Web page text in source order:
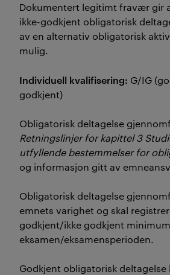
Dokumentert legitimt fravær gir
ikke-godkjent obligatorisk
av en alternativ obligatorisk
mulig.
Individuell kvalifisering: G/IG
godkjent)
Obligatorisk deltagelse
Retningslinjer for kapittel 3
utfyllende bestemmelser for
og informasjon gitt av
Obligatorisk deltagelse
emnets varighet og skal
godkjent/ikke godkjent
eksamen/eksamensperioden.
Godkjent obligatorisk deltagelse